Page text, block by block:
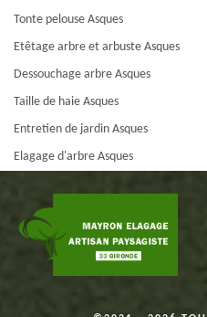
Tonte pelouse Asques
Etêtage arbre et arbuste Asques
Dessouchage arbre Asques
Taille de haie Asques
Entretien de jardin Asques
Elagage d'arbre Asques